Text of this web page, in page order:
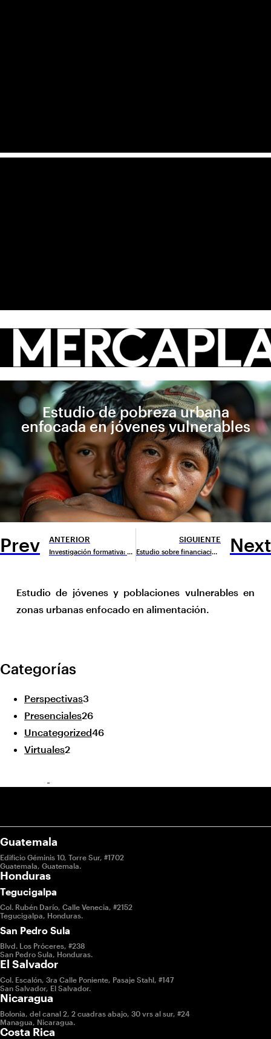
Estudio de pobreza urbana
enfocada en jóvenes vulnerables
Prev ANTERIOR
Investigación formativa: Comunicación para el Cambio Social y de Comportamiento
SIGUIENTE
Estudio sobre financiación de energía verde Next
Estudio de jóvenes y poblaciones vulnerables en
zonas urbanas enfocado en alimentación.
Categorías
Perspectivas3
Presenciales26
Uncategorized46
Virtuales2
Guatemala
Edificio Géminis 10, Torre Sur, #1702
Guatemala, Guatemala.
Honduras
Tegucigalpa
Col. Rubén Darío, Calle Venecia, #2152
Tegucigalpa, Honduras.
San Pedro Sula
Blvd. Los Próceres, #238
San Pedro Sula, Honduras.
El Salvador
Col. Escalón, 3ra Calle Poniente, Pasaje Stahl, #147
San Salvador, El Salvador.
Nicaragua
Bolonia, del canal 2, 2 cuadras abajo, 30 vrs al sur, #24
Managua, Nicaragua.
Costa Rica